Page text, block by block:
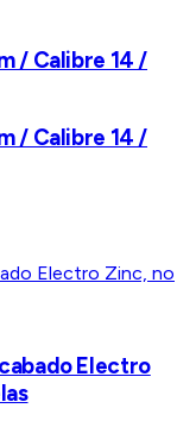
/ Calibre 14 /
/ Calibre 14 /
Electro